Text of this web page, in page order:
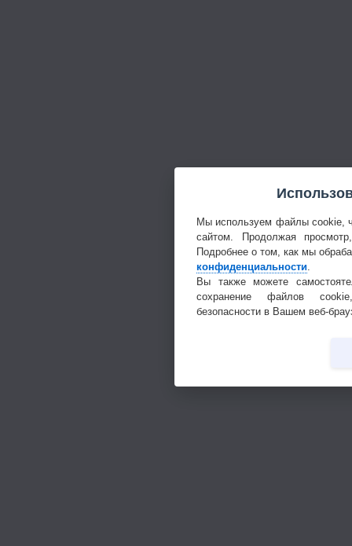
Мы используем файлы cookie,
сайтом. Продолжая
Подробнее о том, как мы
конфиденциальности
Вы также можете
сохранение файлов
безопасности в Вашем веб-